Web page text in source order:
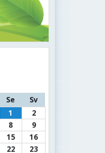
Se
Sv
1
2
8
9
15
16
22
23